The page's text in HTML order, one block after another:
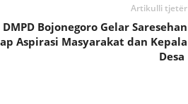
Artikulli tjetër
DMPD Bojonegoro Gelar Saresehan
Aspirasi Masyarakat dan Kepala
Desa